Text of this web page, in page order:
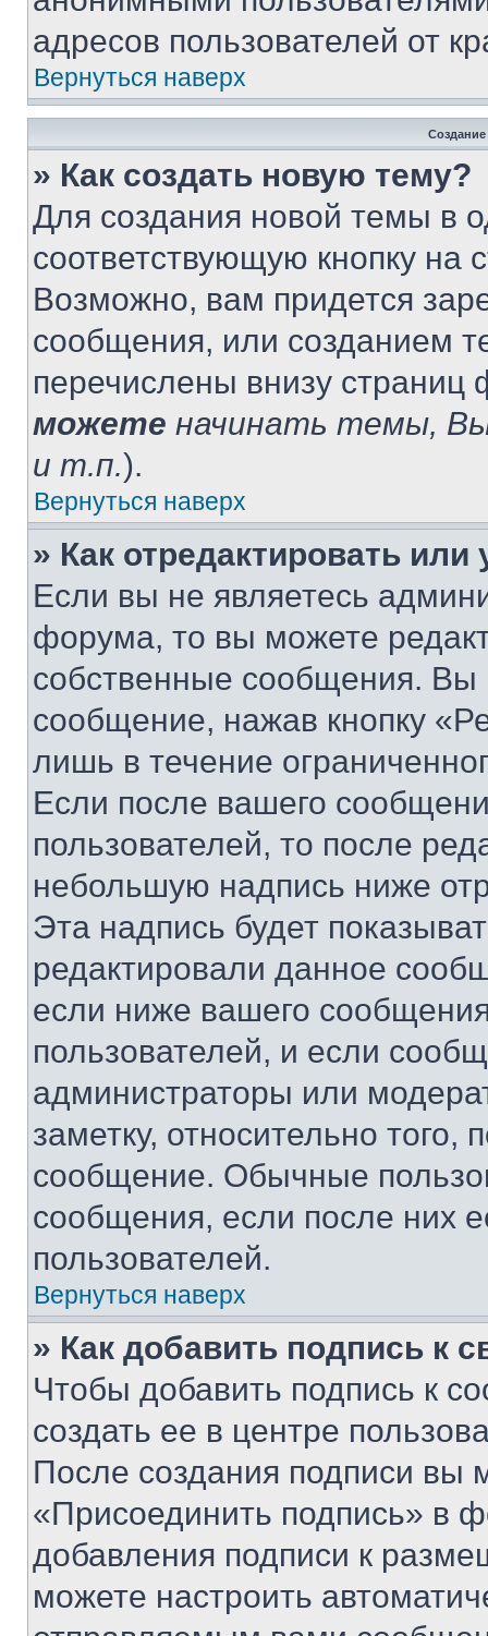
адресов пользователей от
Вернуться наверх
» Как создать новую тему?
Для создания новой темы в
соответствующую кнопку
Возможно, вам придется
сообщения, или созданием
перечислены внизу
можете начинать темы,
и т.п.).
Вернуться наверх
» Как отредактировать
Если вы не являетесь
форума, то вы можете
собственные сообщения. Вы
сообщение, нажав кнопку
лишь в течение
Если после вашего
пользователей, то после
небольшую надпись ниже
Эта надпись будет
редактировали данное
если ниже вашего
пользователей, и если
администраторы или
заметку, относительно
сообщение. Обычные
сообщения, если после них
пользователей.
Вернуться наверх
» Как добавить подпись к
Чтобы добавить подпись к
создать ее в центре
После создания подписи вы
«Присоединить подпись» в
добавления подписи к
можете настроить